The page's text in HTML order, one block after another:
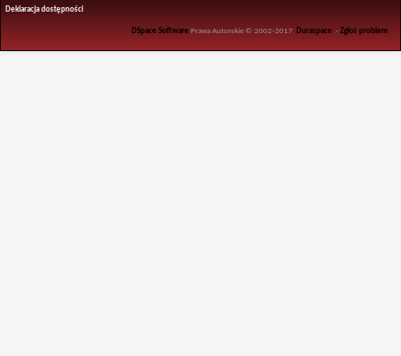
Deklaracja dostępności
DSpace Software Prawa Autorskie © 2002-2017 Duraspace -Zgłoś problem